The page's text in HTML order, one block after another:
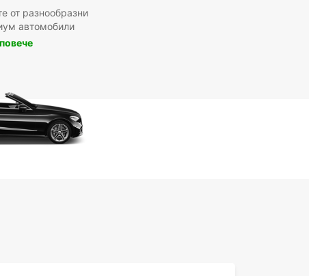
от разнообразни
автомобили